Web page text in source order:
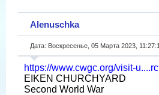
Alenuschka
Дата: Воскресенье, 05 Марта 2023,
https://www.cwgc.org/visit-
EIKEN CHURCHYARD
Second World War